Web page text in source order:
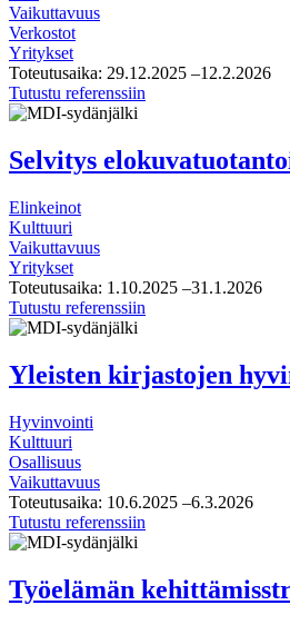
Vaikuttavuus
Verkostot
Yritykset
Toteutusaika: 29.12.2025 –12.2.2026
Tutustu referenssiin
kokonaisuuden
väliarviointi
Selvitys
Elinkeinot
Kulttuuri
Vaikuttavuus
Yritykset
Toteutusaika: 1.10.2025 –31.1.2026
Tutustu referenssiin
julkisten
tukien
Yleisten kirjastojen
Hyvinvointi
Kulttuuri
Osallisuus
Vaikuttavuus
Toteutusaika: 10.6.2025 –6.3.2026
Tutustu referenssiin
mittariston
luominen
Työelämän